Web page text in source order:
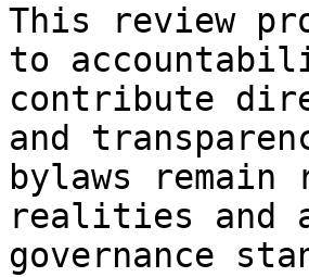
This review
to
contribute
and
bylaws
realities and
governance